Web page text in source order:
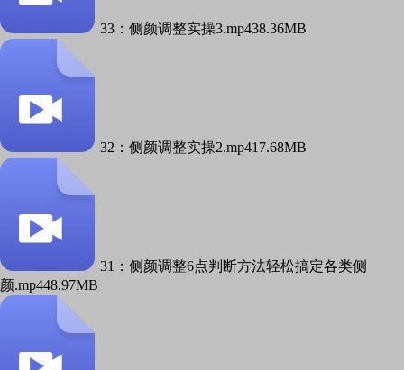
33：侧颜调整实操3.mp438.36MB
32：侧颜调整实操2.mp417.68MB
31：侧颜调整6点判断方法轻松搞定各类侧
颜.mp448.97MB